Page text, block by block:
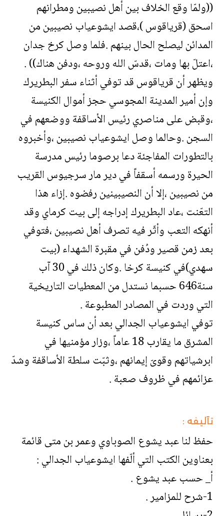
((ولمّا وقع الخلاف بين أهل نصيبين ومطرانهم
اسحق (قرياقوس )،قصد ايشوعياب نصيبين من
المدائن ليصلح الحال بينهم .فلما وصل كرخ جدان
،اعتلّ بها ومات ،قدسّ الله وروحه ،ودفن هناك)) .
ويظهر أن قرياقوس قد توفي أثناء سفر البطريرك
وإن أمير المدينة المجوسي حجز أموال الكنيسة
،وقبض على مناصري رئيس الأساقفة ووضعهم في
السجن .وحالما وصل ايشوعياب نصيبين ،وأخبروه
بالتطورات المفاجئة دعا برصوما رئيس مدرسة
الحيرة ورسمه أسقفاً في دير مار سرجيوس القريب
من نصيبين ،إلا أن النصيبينين رفضوه .إزاء هذا
التعّنت ،عاد البطريرك إدراجه إلى بيت كرماي وقد
أنهكه التعب وأثّر فيه تصرف أهل نصيبين ،فتوفي
بعد زمن قصير ودُفن في مقبرة الشهداء (بيت
سهدي)في كنيسة كرخا .وكان ذلك في 30 آب
سنة646 حسبما نستدل من المعطيات التاريخية
التي وردت في المصادر المطبوعة .
توفي ايشوعياب الجدالي بعد أن ساس كنيسة
المشرق ما يقارب 18 عاماً ،وزار مؤمنيها في
ابرشياتهم وقوىّ إيمانهم ،وثبّت سلطة الأساقفة وشدّ
عزائمهم في ظروف صعبة .
تآليفه :
حفظ لنا عبد يشوع الصوباوي وعمر بن متى قائمة
بعناوين الكتب التي ألّفها ايشوعياب الجدالي :
أ_ حسب عبد يشوع .
1-شرح للمزامير .